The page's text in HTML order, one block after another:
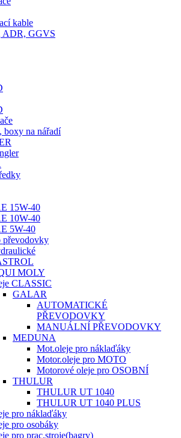
kable
GGVS
boxy na nářadí
15W-40
10W-40
5W-40
převodovky
MOLY
CLASSIC
GALAR
AUTOMATICKÉ
PŘEVODOVKY
MANUÁLNÍ PŘEVODOVKY
MEDUNA
Mot.oleje pro náklaďáky
Motor.oleje pro MOTO
Motorové oleje pro OSOBNÍ
THULUR
THULUR UT 1040
THULUR UT 1040 PLUS
pro náklaďáky
pro osobáky
pro prac.stroje(bagry)